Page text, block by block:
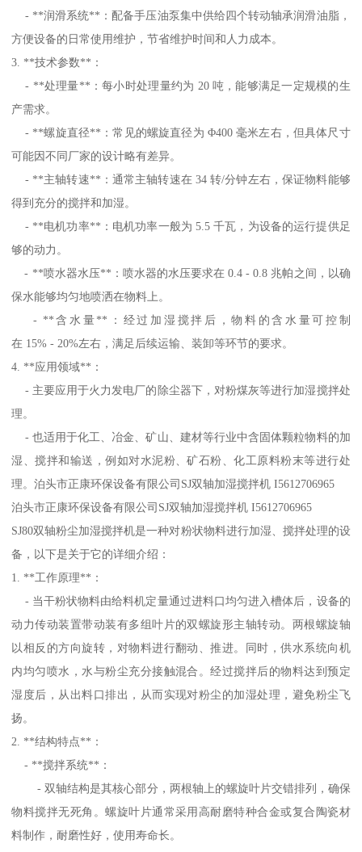
- **润滑系统**：配备手压油泵集中供给四个转动轴承润滑油脂，
方便设备的日常使用维护，节省维护时间和人力成本。
3. **技术参数**：
- **处理量**：每小时处理量约为 20 吨，能够满足一定规模的生
产需求。
- **螺旋直径**：常见的螺旋直径为 Φ400 毫米左右，但具体尺寸
可能因不同厂家的设计略有差异。
- **主轴转速**：通常主轴转速在 34 转/分钟左右，保证物料能够
得到充分的搅拌和加湿。
- **电机功率**：电机功率一般为 5.5 千瓦，为设备的运行提供足
够的动力。
- **喷水器水压**：喷水器的水压要求在 0.4 - 0.8 兆帕之间，以确
保水能够均匀地喷洒在物料上。
- **含水量**：经过加湿搅拌后，物料的含水量可控制
在 15% - 20%左右，满足后续运输、装卸等环节的要求。
4. **应用领域**：
- 主要应用于火力发电厂的除尘器下，对粉煤灰等进行加湿搅拌处
理。
- 也适用于化工、冶金、矿山、建材等行业中含固体颗粒物料的加
湿、搅拌和输送，例如对水泥粉、矿石粉、化工原料粉末等进行处
理。泊头市正康环保设备有限公司SJ双轴加湿搅拌机 I5612706965
泊头市正康环保设备有限公司SJ双轴加湿搅拌机 I5612706965
SJ80双轴粉尘加湿搅拌机是一种对粉状物料进行加湿、搅拌处理的设
备，以下是关于它的详细介绍：
1. **工作原理**：
- 当干粉状物料由给料机定量通过进料口均匀进入槽体后，设备的
动力传动装置带动装有多组叶片的双螺旋形主轴转动。两根螺旋轴
以相反的方向旋转，对物料进行翻动、推进。同时，供水系统向机
内均匀喷水，水与粉尘充分接触混合。经过搅拌后的物料达到预定
湿度后，从出料口排出，从而实现对粉尘的加湿处理，避免粉尘飞
扬。
2. **结构特点**：
- **搅拌系统**：
- 双轴结构是其核心部分，两根轴上的螺旋叶片交错排列，确保
物料搅拌无死角。螺旋叶片通常采用高耐磨特种合金或复合陶瓷材
料制作，耐磨性好，使用寿命长。